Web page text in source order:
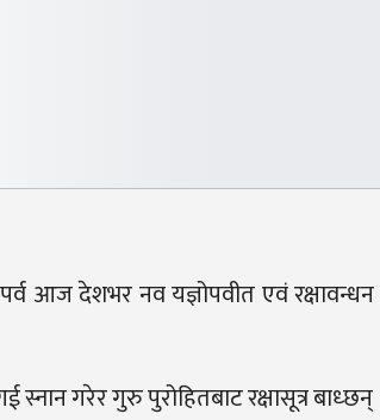
पर्व आज देशभर नव यज्ञोपवीत एवं
गरेर गुरु पुरोहितबाट रक्षासूत्र बाध्छन्